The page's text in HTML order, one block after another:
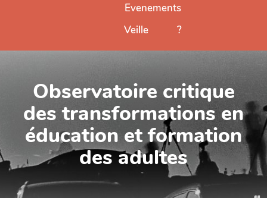
Evenements
Veille
?
Observatoire critique
des transformations en
éducation et formation
des adultes